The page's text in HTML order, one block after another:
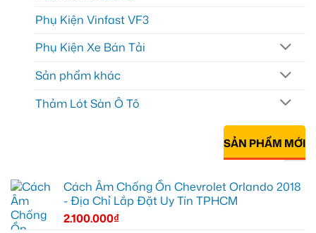
Phụ Kiện Vinfast VF3
Phụ Kiện Xe Bán Tải
Sản phẩm khác
Thảm Lót Sàn Ô Tô
SẢN PHẨM MỚI
Cách Âm Chống Ồn Chevrolet Orlando 2018
- Địa Chỉ Lắp Đặt Uy Tín TPHCM
2.100.000₫